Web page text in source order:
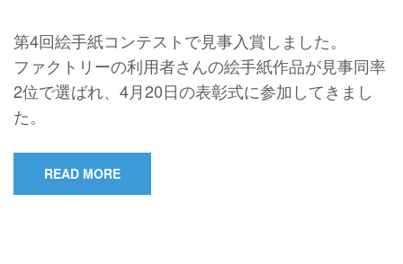
第4回絵手紙コンテストで見事入賞しました。
ファクトリーの利用者さんの絵手紙作品が見事同率
2位で選ばれ、4月20日の表彰式に参加してきまし
た。
READ MORE